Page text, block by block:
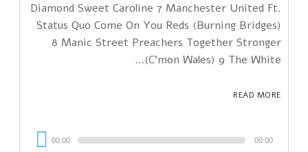
Diamond Sweet Caroline 7 Manchester United Ft.
Status Quo Come On You Reds (Burning Bridges)
8 Manic Street Preachers Together Stronger
(C'mon Wales) 9 The White…
READ MORE
00:00 00:00